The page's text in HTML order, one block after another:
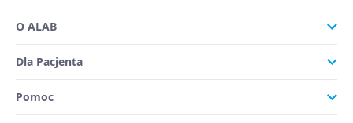
O ALAB
Dla Pacjenta
Pomoc